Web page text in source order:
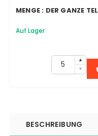
MENGE : DER GANZE
Auf Lager
BESCHREIBUNG